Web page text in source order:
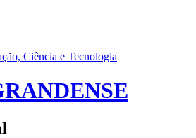
Ciência e Tecnologia